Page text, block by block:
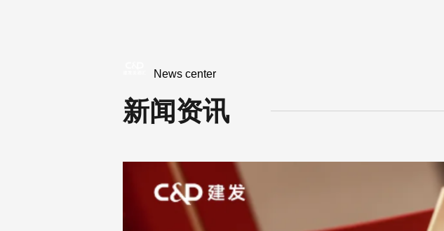
News center
新闻资讯